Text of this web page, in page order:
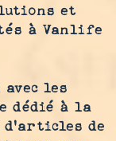
et
à Vanlife
les
dédié à la
de